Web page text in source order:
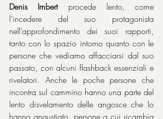
Denis Imbert procede lento, come
l’incedere del suo protagonista
nell’approfondimento dei suoi rapporti,
tanto con lo spazio intorno quanto con le
persone che vediamo affacciarsi dal suo
passato, con alcuni flashback essenziali e
rivelatori. Anche le poche persone che
incontra sul cammino hanno una parte del
lento disvelamento delle angosce che lo
hanno angustiato, persone a cui ricambia